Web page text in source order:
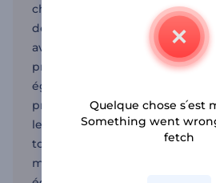
choisir vos couleurs et votre
de prévisualiser le résultat
avez terminé, téléchargez votre
présentez-la à des clients
également utiliser le créateur
projets similaires. Nos
les éditeurs vidéo, les créateurs
tous ceux qui souhaitent
manière professionnelle.
Quelque chose s՛est
Something went
fetch